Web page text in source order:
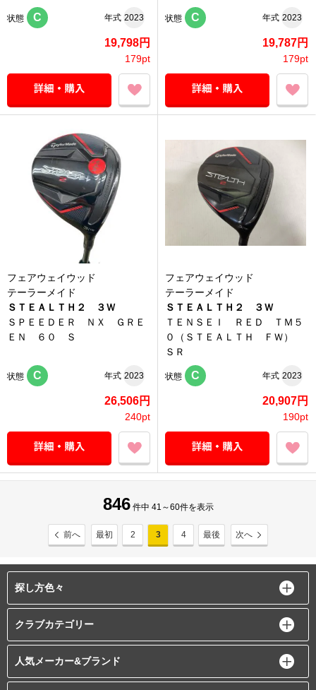
状態 C 年式 2023
19,798円
179pt
状態 C 年式 2023
19,787円
179pt
フェアウェイウッド
テーラーメイド
ＳＴＥＡＬＴＨ２ ３Ｗ
ＳＰＥＥＤＥＲ ＮＸ ＧＲＥ
ＥＮ ６０ Ｓ
状態 C 年式 2023
26,506円
240pt
フェアウェイウッド
テーラーメイド
ＳＴＥＡＬＴＨ２ ３Ｗ
ＴＥＮＳＥＩ ＲＥＤ ＴＭ５
０（ＳＴＥＡＬＴＨ ＦＷ）
ＳＲ
状態 C 年式 2023
20,907円
190pt
846 件中 41～60件を表示
前へ 最初 2 3 4 最後 次へ
探し方色々
クラブカテゴリー
人気メーカー&ブランド